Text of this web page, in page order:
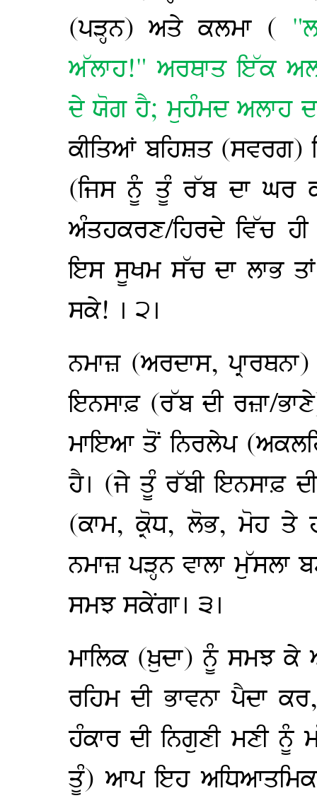
(ਪੜ੍ਹਨ) ਅਤੇ ਕਲਮਾ (
ਅੱਲਾਹ!" ਅਰਥਾਤ ਇੱਕ
ਦੇ ਯੋਗ ਹੈ; ਮੁਹੰਮਦ ਅਲਾਹ
ਕੀਤਿਆਂ ਬਹਿਸ਼ਤ (ਸਵਰਗ)
(ਜਿਸ ਨੂੰ ਤੂੰ ਰੱਬ ਦਾ ਘਰ
ਅੰਤਹਕਰਣ/ਹਿਰਦੇ ਵਿੱਚ
ਇਸ ਸੂਖਮ ਸੱਚ ਦਾ ਲਾਭ
ਸਕੇ! । ੨।
ਨਮਾਜ਼ (ਅਰਦਾਸ,
ਇਨਸਾਫ਼ (ਰੱਬ ਦੀ ਰਜ਼ਾ/
ਮਾਇਆ ਤੋਂ ਨਿਰਲੇਪ
ਹੈ। (ਜੇ ਤੂੰ ਰੱਬੀ ਇਨਸਾਫ਼ ਦੀ
(ਕਾਮ, ਕ੍ਰੋਧ, ਲੋਭ, ਮੋਹ ਤੇ
ਨਮਾਜ਼ ਪੜ੍ਹਨ ਵਾਲਾ
ਸਮਝ ਸਕੇਂਗਾ। ੩।
ਮਾਲਿਕ (ਖ਼ੁਦਾ) ਨੂੰ ਸਮਝ
ਰਹਿਮ ਦੀ ਭਾਵਨਾ ਪੈਦਾ
ਹੰਕਾਰ ਦੀ ਨਿਗੁਣੀ ਮਣੀ
ਤੂੰ) ਆਪ ਇਹ ਅਧਿਆਤਮਿਕ